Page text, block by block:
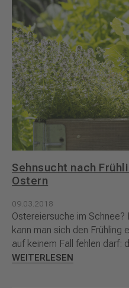
Sehnsucht nach
Ostern
09.03.2018
Ostereiersuche im
kann man sich den Frühling
auf keinem Fall fehlen darf:
WEITERLESEN